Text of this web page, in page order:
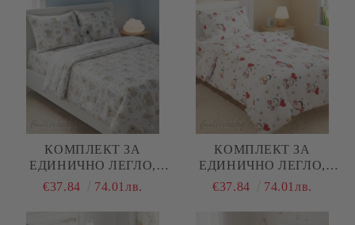
(ПОПЛИН), 3 ЧАСТИ
КОМПЛЕКТ ЗА
ЕДИНИЧНО ЛЕГЛО,
КОАЛА , 100%
(ПОПЛИН), 3 ЧАСТИ
€37.84 74.01лв.
КОМПЛЕКТ ЗА
ЕДИНИЧНО ЛЕГЛО,
КАЛИНКИ, 100%
(ПОПЛИН), 3 ЧАСТИ
€37.84 74.01лв.